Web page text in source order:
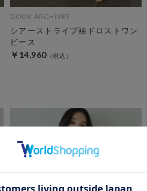
DOUX ARCHIVES
シアーストライプ袖ドロストワン
ピース
￥14,960